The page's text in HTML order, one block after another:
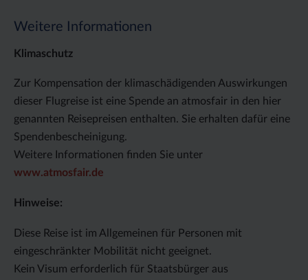
Weitere Informationen
Klimaschutz
Zur Kompensation der klimaschädigenden Auswirkungen
dieser Flugreise ist eine Spende an atmosfair in den hier
genannten Reisepreisen enthalten. Sie erhalten dafür eine
Spendenbescheinigung.
Weitere Informationen finden Sie unter
www.atmosfair.de
Hinweise:
Diese Reise ist im Allgemeinen für Personen mit
eingeschränkter Mobilität nicht geeignet.
Kein Visum erforderlich für Staatsbürger aus